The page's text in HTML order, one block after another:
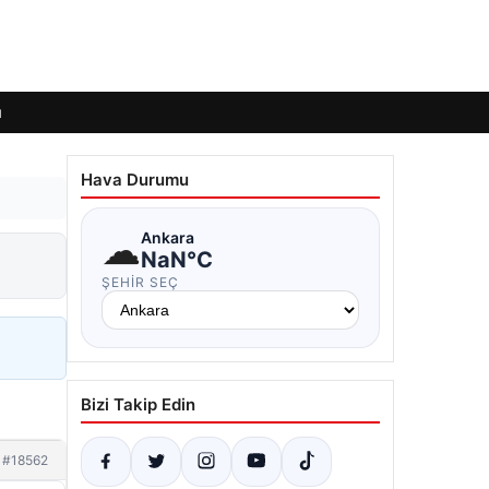
#18562
Hava Durumu
☁Ankara
NaN°C
ŞEHIR SEÇ
Bizi Takip Edin